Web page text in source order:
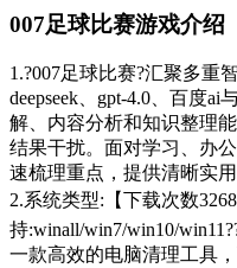
007足球比赛游戏介绍
1.?007足球比赛?汇聚多重
deepseek、gpt-4.0、百度ai
解、内容分析和知识整理
结果干扰。面对学习、办
速梳理重点，提供清晰实用
2.系统类型:【下载次数
持:winall/win7/win10/
一款高效的电脑清理工具